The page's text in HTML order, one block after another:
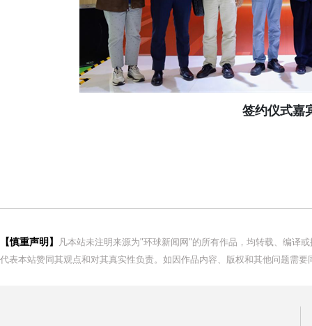
签约仪式嘉
【慎重声明】
凡本站未注明来源为"环球新闻网"的所有作品，均转载、编译
代表本站赞同其观点和对其真实性负责。如因作品内容、版权和其他问题需